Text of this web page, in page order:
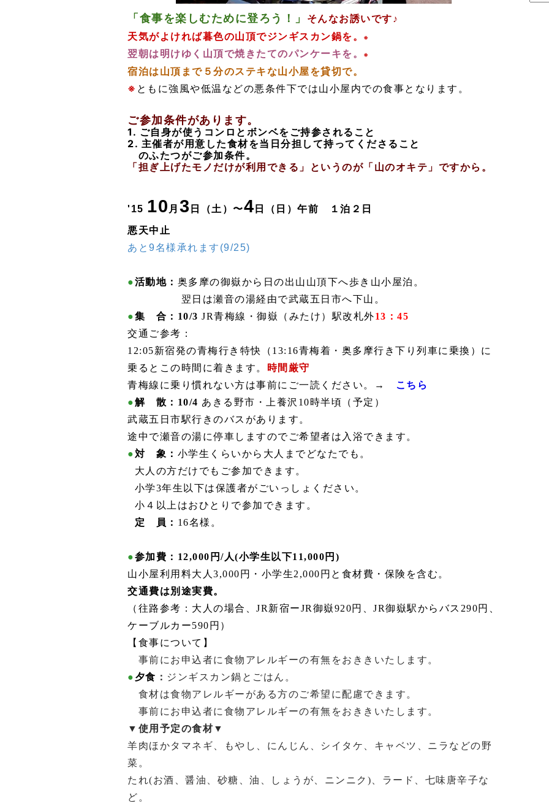
「食事を楽しむために登ろう！」 そんなお誘いです♪
天気がよければ暮色の山頂でジンギスカン鍋を。
※
翌朝は明けゆく山頂で焼きたてのパンケーキを。 ※
宿泊は山頂まで５分のステキな山小屋を貸切で。
※ ともに強風や低温などの悪条件下では山小屋内での食事となります。
ご参加条件があります。
1. ご自身が使うコンロとボンベをご持参されること
2. 主催者が用意した食材を当日分担して持ってくださること
のふたつがご参加条件。
「担ぎ上げたモノだけが利用できる」というのが「山のオキテ」ですから。
'15 10 月 3 日 （土） 〜4 日 （日）午前 １泊２日
悪天中止
あと9名様承れます(9/25)
●活動地： 奥多摩の御嶽から日の出山山頂下へ歩き山小屋泊。
翌日は瀬音の湯経由で武蔵五日市へ下山。
●集 合： 10/3 JR青梅線・御嶽（みたけ）駅改札外13：45
交通ご参考：
12:05新宿発の青梅行き特快 （13:16青梅着・奥多摩行き下り列車に乗換） に
乗るとこの時間に着きます。
時間厳守
青梅線に乗り慣れない方は事前にご一読ください。→ こちら
●解 散：10/4 あきる野市・上養沢 10時半頃（予定）
武蔵五日市駅行きのバスがあります。
途中で瀬音の湯に停車しますのでご希望者は入浴できます。
●対 象： 小学生くらいから大人までどなたでも。
大人の方だけでもご参加できます。
小学3年生以下は保護者がごいっしょください。
小４以上はおひとりで参加できます。
定 員： 16名様。
●参加費：12,000円/人(小学生以下11,000円)
山小屋利用料大人3,000円・小学生2,000円と食材費・保険を含む。
交通費は別途実費。
（往路参考：大人の場合、JR新宿ーJR御嶽920円、JR御嶽駅からバス290円、
ケーブルカー590円）
【食事について】
事前にお申込者に食物アレルギーの有無をおききいたします。
● 夕食 ： ジンギスカン鍋とごはん。
食材は食物アレルギーがある方のご希望に配慮できます。
事前にお申込者に食物アレルギーの有無をおききいたします。
▼ 使用予定の食材▼
羊肉ほかタマネギ、もやし、にんじん、シイタケ、キャベツ、ニラなどの野
菜。
たれ(お酒、醤油、砂糖、油、しょうが、ニンニク)、ラード、 七味唐辛子な
ど。